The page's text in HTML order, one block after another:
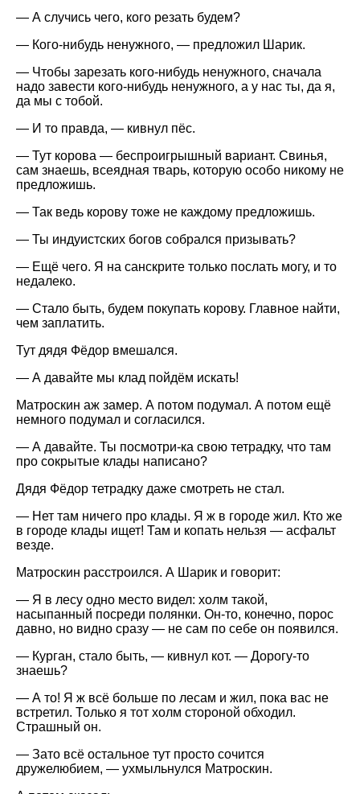
— А случись чего, кого резать будем?
— Кого-нибудь ненужного, — предложил Шарик.
— Чтобы зарезать кого-нибудь ненужного, сначала
надо завести кого-нибудь ненужного, а у нас ты, да я,
да мы с тобой.
— И то правда, — кивнул пёс.
— Тут корова — беспроигрышный вариант. Свинья,
сам знаешь, всеядная тварь, которую особо никому не
предложишь.
— Так ведь корову тоже не каждому предложишь.
— Ты индуистских богов собрался призывать?
— Ещё чего. Я на санскрите только послать могу, и то
недалеко.
— Стало быть, будем покупать корову. Главное найти,
чем заплатить.
Тут дядя Фёдор вмешался.
— А давайте мы клад пойдём искать!
Матроскин аж замер. А потом подумал. А потом ещё
немного подумал и согласился.
— А давайте. Ты посмотри-ка свою тетрадку, что там
про сокрытые клады написано?
Дядя Фёдор тетрадку даже смотреть не стал.
— Нет там ничего про клады. Я ж в городе жил. Кто же
в городе клады ищет! Там и копать нельзя — асфальт
везде.
Матроскин расстроился. А Шарик и говорит:
— Я в лесу одно место видел: холм такой,
насыпанный посреди полянки. Он-то, конечно, порос
давно, но видно сразу — не сам по себе он появился.
— Курган, стало быть, — кивнул кот. — Дорогу-то
знаешь?
— А то! Я ж всё больше по лесам и жил, пока вас не
встретил. Только я тот холм стороной обходил.
Страшный он.
— Зато всё остальное тут просто сочится
дружелюбием, — ухмыльнулся Матроскин.